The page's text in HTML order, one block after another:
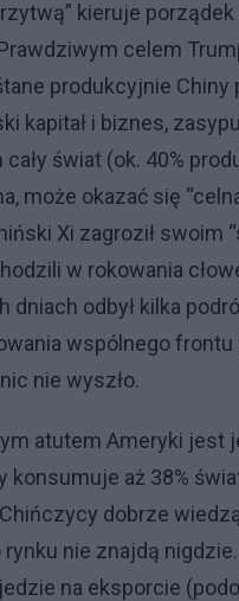
kieruje
celem
produkcyjnie Chiny
kapitał i biznes,
świat (ok. 40%
może okazać się
Xi zagroził swoim
w rokowania
dniach odbył kilka
wspólnego
nie wyszło.
atutem Ameryki jest
konsumuje aż 38%
dobrze
rynku nie znajdą
na eksporcie